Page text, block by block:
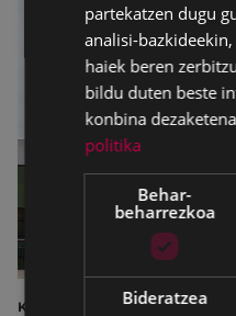
KULTURA
partekatzen dugu
analisi-
haiek beren
bildu duten beste
konbina
politika
Behar-
beharrezkoa
Bideratzea